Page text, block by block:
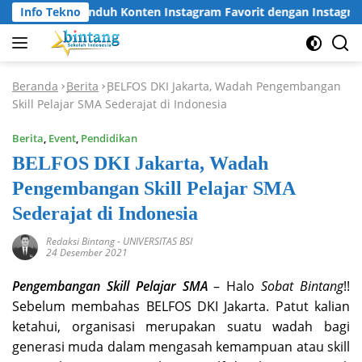
Langsung
ke
konten
Info Tekno
Cara Unduh Konten Instagram Favorit dengan Instagram
Beranda -Berita -BELFOS DKI Jakarta, Wadah Pengembangan
Skill Pelajar SMA Sederajat di Indonesia
Berita, Event, Pendidikan
BELFOS DKI Jakarta, Wadah
Pengembangan Skill Pelajar SMA
Sederajat di Indonesia
Redaksi Bintang- UNIVERSITAS BSI
24 Desember 2021
Pengembangan Skill Pelajar SMA– HaloSobat Bintang!!
Sebelum membahas BELFOS DKI Jakarta. Patut kalian
ketahui, organisasi merupakan suatu wadah bagi
generasi muda dalam mengasah kemampuan atau skill